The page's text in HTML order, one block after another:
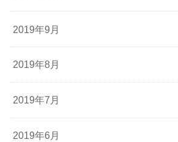
2019年9月
2019年8月
2019年7月
2019年6月